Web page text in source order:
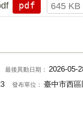
pdf 645 KB
最後異動日期： 2026-05-
發布單位： 臺中市西區